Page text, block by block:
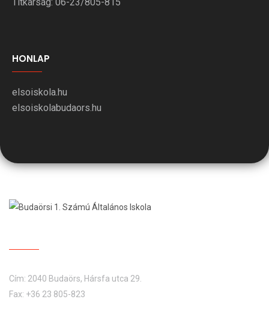
HONLAP
elsoiskola.hu
elsoiskolabudaors.hu
Cím: 2040 Budaörs, Hársfa utca 29.
Fax: +36 23 805-823